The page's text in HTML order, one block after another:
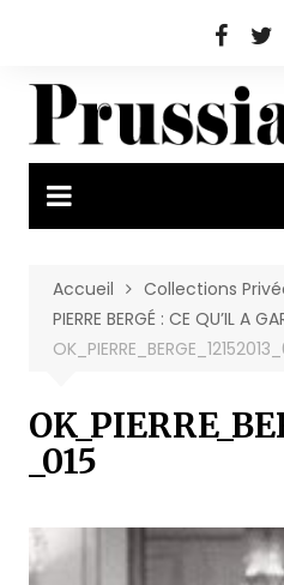
Accueil
Collections
PIERRE BERGÉ : CE QU’IL A
_015